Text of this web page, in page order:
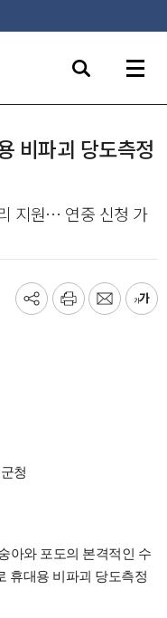
비파괴 당도측정
지원… 연중 신청 가
기
프
메
글
청
아와 포도의 본격적인 수
휴대용 비파괴 당도측정